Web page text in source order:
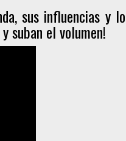
sus influencias y lo
suban el volumen!